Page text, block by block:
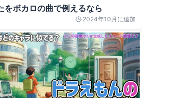
をボカロの曲で例えるなら
2024年10月 に追加